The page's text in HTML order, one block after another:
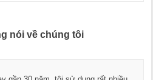
nói về chúng tôi